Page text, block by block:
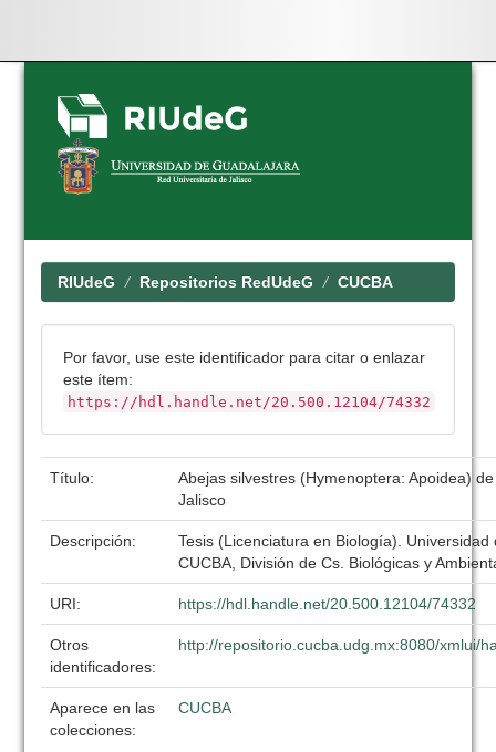
Skip
navigation
RIUdeG Repositorios RedUdeG CUCBA
Por favor, use este identificador para citar o enlazar
este ítem:
https://hdl.handle.net/20.500.12104/74332
Título:
Abejas silvestres (Hymenoptera: Apoidea)
Jalisco
Descripción:
Tesis (Licenciatura en Biología). Universidad
CUCBA, División de Cs. Biológicas y
URI: https://hdl.handle.net/20.500.12104/74332
Otros
identificadores:
http://repositorio.cucba.udg.mx:8080/xmlui/
Aparece en las
colecciones:
CUCBA